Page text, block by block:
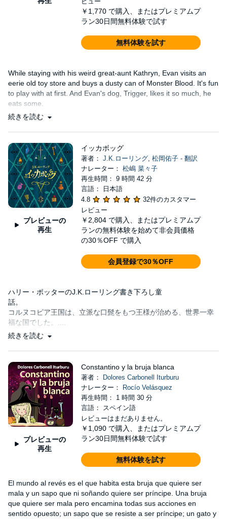
￥1,770 で購入、またはプレミアムプ
ラン30日間無料体験で試す
無料体験を試す
While staying with his weird great-aunt Kathryn, Evan visits an
eerie old toy store and buys a dusty can of Monster Blood. It's fun
to play with at first. And Evan's dog, Trigger, likes it so much, he
eats some.
続きを読む
プレビューの
再生
イッカボッグ
著者： J.K.ローリング, 松岡佑子 - 翻訳
ナレーター： 松嶋 菜々子
再生時間： 9 時間 42 分
言語： 日本語
4.8
32件のカスタマー
レビュー
￥2,804 で購入、またはプレミアムプ
ランの無料体験を始めて非会員価格
の30％OFF で購入
会員登録で30％OFF
ハリー・ポッターのJ.K.ローリング書き下ろし童
話。
コルヌコピア王国は、立派な口髭をもつ王様が治める、世界一幸
福な国でした。....
続きを読む
プレビューの
再生
Constantino y la bruja blanca
著者：
Dolores Carbonell Iturburu
ナレーター：
Rocío Velásquez
再生時間： 1 時間 30 分
言語： スペイン語
レビューはまだありません。
￥1,090 で購入、またはプレミアムプ
ラン30日間無料体験で試す
無料体験を試す
El mundo al revés es el que habita esta bruja que quiere ser
mala y un sapo que ni soñando quiere ser príncipe. Una bruja
que quiere ser mala pero encamina todas sus acciones en
sentido opuesto; un sapo que se resiste a ser príncipe; un gato y